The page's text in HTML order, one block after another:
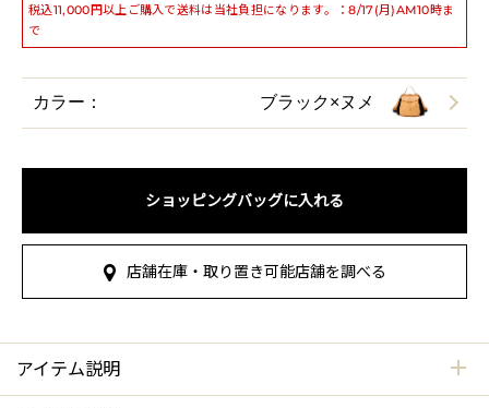
税込11,000円以上ご購入で送料は当社負担になります。：8/17(月)AM10時ま
で
カラー： ブラック×ヌメ
ショッピングバッグに入れる
店舗在庫・取り置き可能店舗を調べる
アイテム説明